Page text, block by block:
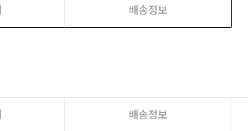
배송정보
배송정보